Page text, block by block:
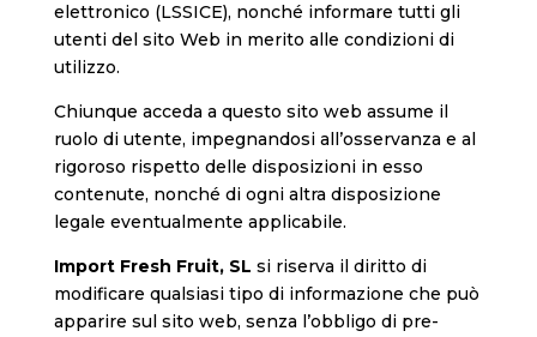
elettronico (LSSICE), nonché informare tutti gli
utenti del sito Web in merito alle condizioni di
utilizzo.
Chiunque acceda a questo sito web assume il
ruolo di utente, impegnandosi all’osservanza e al
rigoroso rispetto delle disposizioni in esso
contenute, nonché di ogni altra disposizione
legale eventualmente applicabile.
Import Fresh Fruit, SL si riserva il diritto di
modificare qualsiasi tipo di informazione che può
apparire sul sito web, senza l’obbligo di pre-